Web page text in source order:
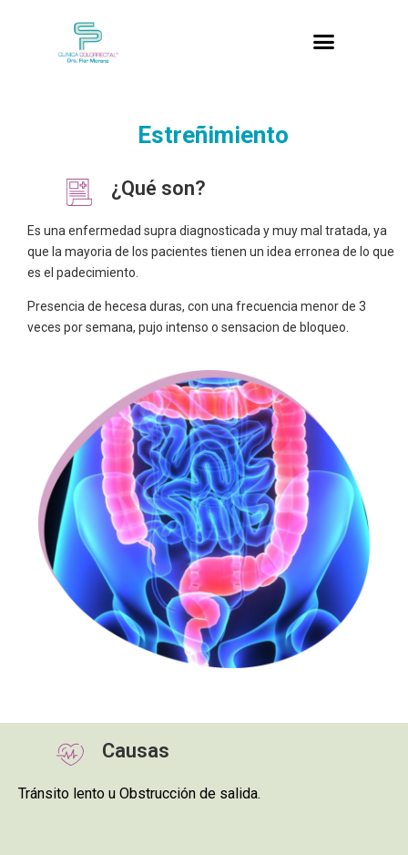
Estreñimiento
¿Qué son?
Es una enfermedad supra diagnosticada y muy mal tratada, ya
que la mayoria de los pacientes tienen un idea erronea de lo que
es el padecimiento.
Presencia de hecesa duras, con una frecuencia menor de 3
veces por semana, pujo intenso o sensacion de bloqueo.
Causas
Tránsito lento u Obstrucción de salida.